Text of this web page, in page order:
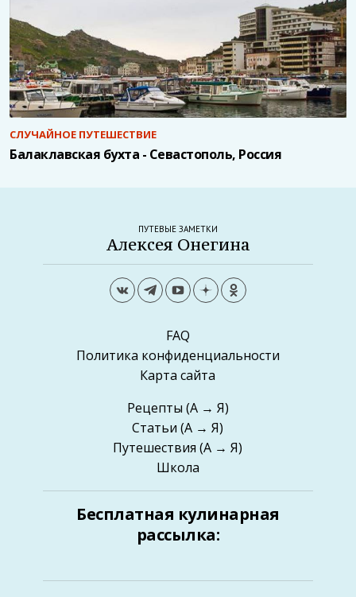
СЛУЧАЙНОЕ ПУТЕШЕСТВИЕ
Балаклавская бухта - Севастополь, Россия
ПУТЕВЫЕ ЗАМЕТКИ
Алексея Онегина
FAQ
Политика конфиденциальности
Карта сайта
Рецепты (А → Я)
Статьи (А → Я)
Путешествия (А → Я)
Школа
Бесплатная кулинарная
рассылка: